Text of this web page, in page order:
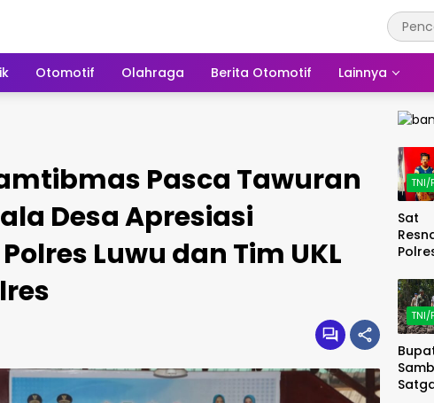
Otomotif Olahraga Berita Otomotif Lainnya
Pasca Tawuran
Desa Apresiasi
Luwu dan Tim UKL
TNI/
Sat
29
Tikus
TNI/